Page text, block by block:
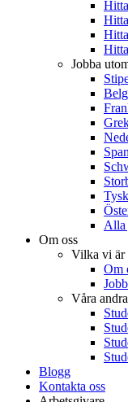
Jobba
Alla
Om oss
Vilka vi är
Om
Våra
Blogg
Kontakta oss